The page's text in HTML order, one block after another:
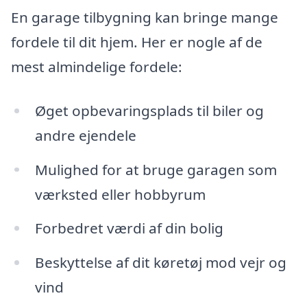
En garage tilbygning kan bringe mange
fordele til dit hjem. Her er nogle af de
mest almindelige fordele:
Øget opbevaringsplads til biler og
andre ejendele
Mulighed for at bruge garagen som
værksted eller hobbyrum
Forbedret værdi af din bolig
Beskyttelse af dit køretøj mod vejr og
vind